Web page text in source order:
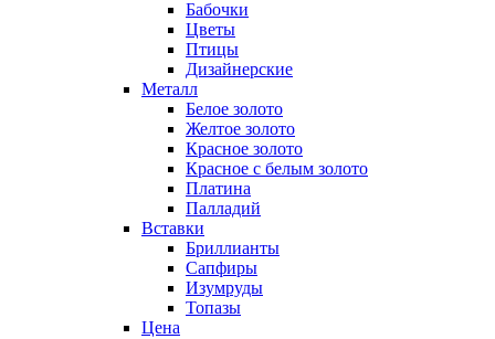
Бабочки
Цветы
Птицы
Дизайнерские
Металл
Белое золото
Желтое золото
Красное золото
Красное с белым золото
Платина
Палладий
Вставки
Бриллианты
Сапфиры
Изумруды
Топазы
Цена